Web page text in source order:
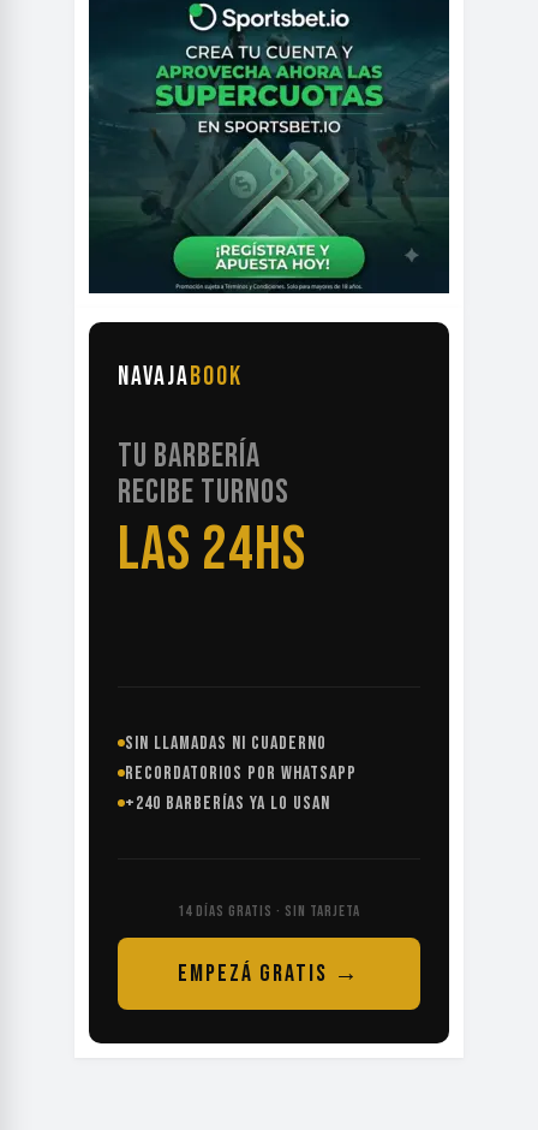
NAVAJABOOK
TU BARBERÍA
RECIBE TURNOS
LAS 24HS
SIN LLAMADAS NI CUADERNO
RECORDATORIOS POR WHATSAPP
+240 BARBERÍAS YA LO USAN
14 DÍAS GRATIS · SIN TARJETA
EMPEZÁ GRATIS →